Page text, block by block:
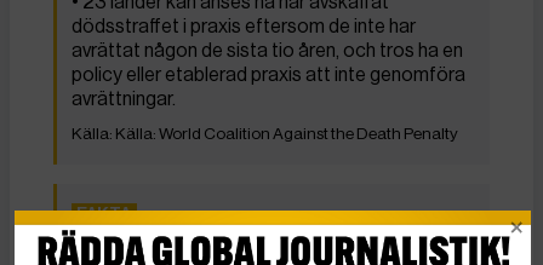
dödsstraffet i praxis eftersom de inte har
avrättat någon de sista tio åren, och tros ha en
policy eller etablerad praxis att inte genomföra
avrättningar.
Källa: World Coalition Against the Death Penalty
Fakta: Sharialagstiftning